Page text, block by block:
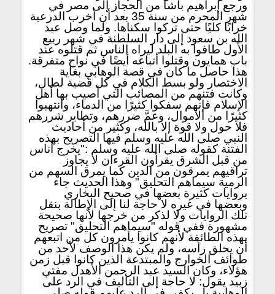
ورجع إبراهيم باشا من الحجاز إلى مصر في
شهر المحرم من سنة 35 بعد أن أخرب الدرعية
خرابًا كليًا حتى تركوا سكناها. ولما وصل عبد
الله بن سعود إلى دار السلطنة في شهر ربيع
الأول طافوا به البلد ليراه الناس ثم قتلوه عند
باب همايون وقتلوا أتباعه أيضًا في نواح متفرقة.
هذا حاصل ما كان في قصة الوهابي بغاية
الاختصار ولو بسط الكلام في كل قضية لطال،
وكانت فتنهم من المصائب التي أصيب بها أهل
الإسلام فإنهم سفكوا كثيرًا من الدماء، وانتهبوا
كثيرًا من الأموال، وعمَّ ضررهم، وتطاير شررهم
فلا حول ولا قوة إلا بالله، وكثير من أحاديث
النبي صلى الله عليه وسلم فيها التصريح بهذه
الفتنة كقوله صلى الله عليه وسلم :"يخرج أناس
من قبل الشرق يقرأون القرءان لا يجاوز
تراقيهم يمرقون من الدين كما يمرق السهم من
الرمية سيماهم التحليق" وهذا الحديث جاء
بروايات كثيرة بعضها في صحيح البخاري
وبعضها في غيره لا حاجة لنا إلى الإطالة بنقل
تلك الروايات ولا لذكر من خرجها لأنها صحيحة
مشهورة ففي قوله "سيماهم التحليق" تصريح
بهذه الطائفة لأنهم كانوا يأمرون كل من اتبعهم
أن يحلق رأسه، ولم يكن هذا الوصف لأحد من
طوائف الخوارج والمبتدعة الذين كانوا قبل زمن
هؤلاء، وكان السيد عبد الرحمن الأهدل مفتي
زبيد يقول: لا حاجة إلى التأليف في الرد على